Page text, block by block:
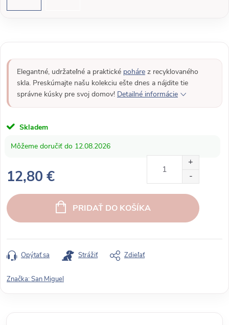
Elegantné, udržateľné a praktické poháre z recyklovaného
skla. Preskúmajte našu kolekciu ešte dnes a nájdite tie
správne kúsky pre svoj domov! Detailné informácie
Skladem
12.08.2026
12,80 €
e
d
o
t
o
PRIDAŤ DO KOŠÍKA
Opýtať sa Strážiť Zdieľať
Značka:San Miguel